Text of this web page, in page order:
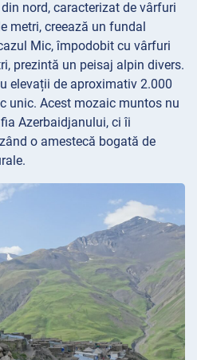
nord, caracterizat de vârfuri
metri, creează un fundal
Mic, împodobit cu vârfuri
prezintă un peisaj alpin divers.
elevații de aproximativ 2.000
unic. Acest mozaic muntos nu
Azerbaidjanului, ci îi
o amestecă bogată de